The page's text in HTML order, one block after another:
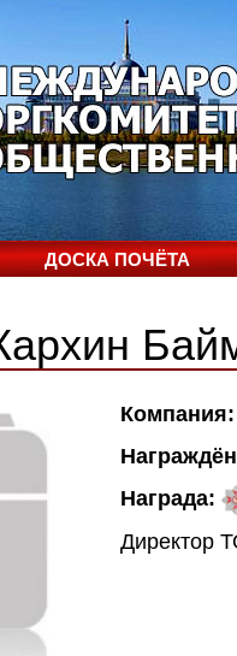
ДОСКА ПОЧЁТА
Компания:
Награда:
Директор